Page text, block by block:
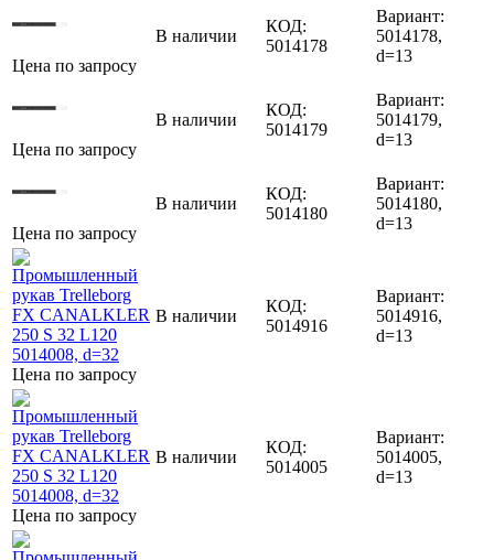
Цена по запросу
В наличии
КОД:
5014178
Вариант:
5014178,
d=13
Цена по запросу
В наличии
КОД:
5014179
Вариант:
5014179,
d=13
Цена по запросу
В наличии
КОД:
5014180
Вариант:
5014180,
d=13
Цена по запросу
В наличии
КОД:
5014916
Вариант:
5014916,
d=13
Цена по запросу
В наличии
КОД:
5014005
Вариант:
5014005,
d=13